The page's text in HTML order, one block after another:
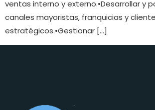
ventas interno y externo.•Desarrollar y
canales mayoristas, franquicias y
estratégicos.•Gestionar […]